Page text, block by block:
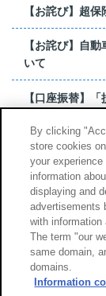
【お詫び】超
【お詫び】自
いて
【口座振替】
【お詫び】超
サイ
By clicking
store cookies
your
information
displaying and
advertisements
with information
The term "our
same domain,
domains.
Information